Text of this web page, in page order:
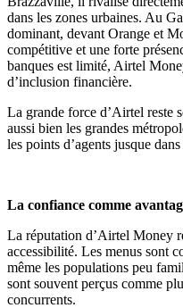
dans les zones urbaines. Au
dominant, devant Orange et
compétitive et une forte
banques est limité, Airtel
d’inclusion financière.
La grande force d’Airtel reste
aussi bien les grandes
les points d’agents jusque
La confiance comme
La réputation d’Airtel Money
accessibilité. Les menus sont
même les populations peu
sont souvent perçus comme
concurrents.